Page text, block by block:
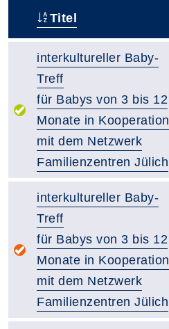
Titel
interkultureller Baby-
Treff
für Babys von 3 bis 12
Monate in Kooperation
mit dem Netzwerk
Familienzentren Jülich
interkultureller Baby-
Treff
für Babys von 3 bis 12
Monate in Kooperation
mit dem Netzwerk
Familienzentren Jülich